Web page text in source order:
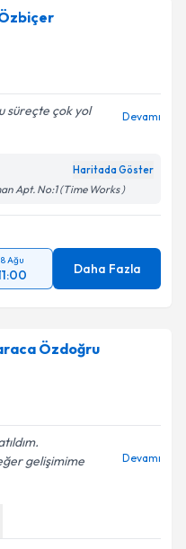
süreçte çok yol
Devamı
Haritada Göster
Apt. No:1 (Time Works )
8 Ağu
Daha Fazla
Özdoğru
gelişimime
Devamı